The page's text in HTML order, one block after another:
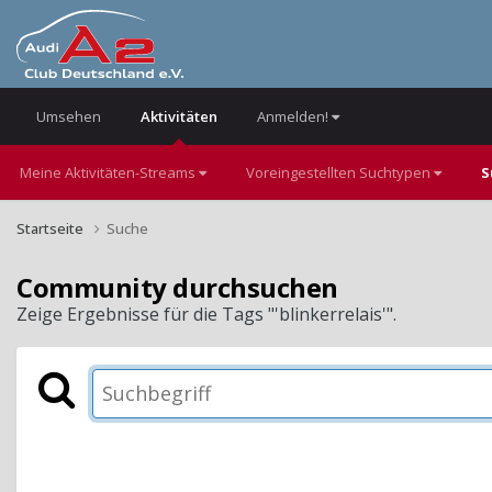
Umsehen Aktivitäten
Meine Aktivitäten-Streams Voreingestellten Suchtypen
Anmelden!
Startseite Suche
Community durchsuchen
Zeige Ergebnisse für die Tags "'blinkerrelais'".